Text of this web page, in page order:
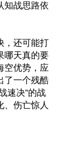
知战思路依
，还可能打
哪天真的要
空优势，应
了一个残酷
速决”的战
、伤亡惊人